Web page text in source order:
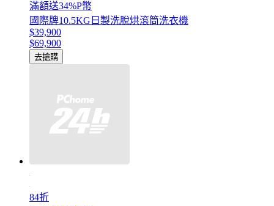
滿額送34%P幣
國際牌10.5KG日製洗脫烘滾筒洗衣機
$39,900
$69,900
去搶購
84折